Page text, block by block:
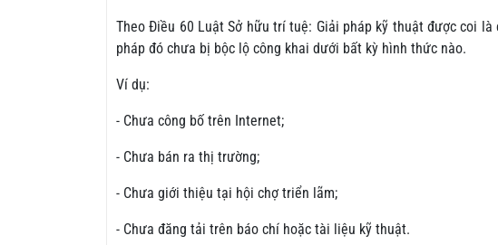
Theo Điều 60 Luật Sở hữu trí tuệ: Giải pháp kỹ thuật được coi
pháp đó chưa bị bộc lộ công khai dưới bất kỳ hình thức nào.
Ví dụ:
- Chưa công bố trên Internet;
- Chưa bán ra thị trường;
- Chưa giới thiệu tại hội chợ triển lãm;
- Chưa đăng tải trên báo chí hoặc tài liệu kỹ thuật.